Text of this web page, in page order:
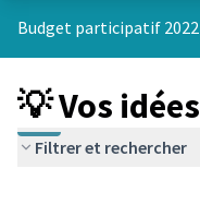
Budget participatif 2022
💡 Vos idées
Filtrer et rechercher